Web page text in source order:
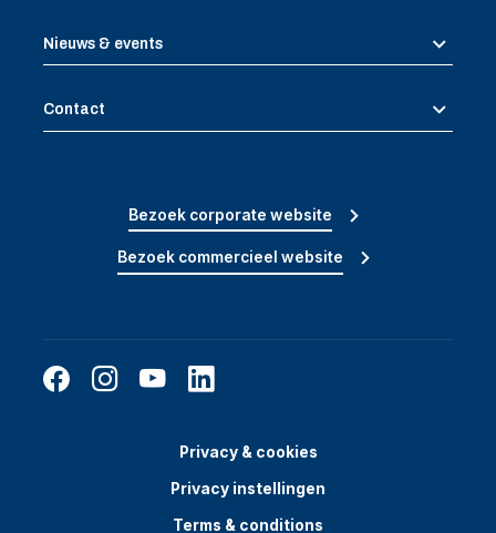
Nieuws & events
Contact
Bezoek corporate website
Bezoek commercieel website
Privacy & cookies
Privacy instellingen
Terms & conditions